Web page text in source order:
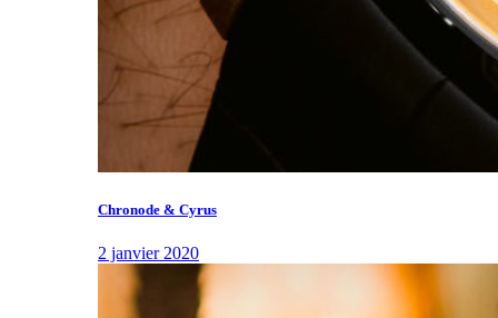
Chronode & Cyrus
2 janvier 2020